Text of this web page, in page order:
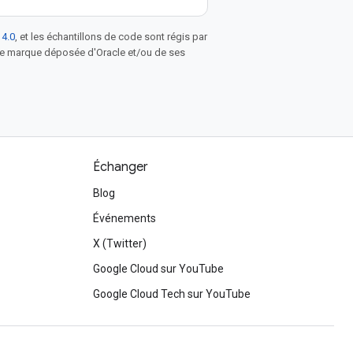
, et les échantillons de code sont régis par
marque déposée d'Oracle et/ou de ses
Échanger
Blog
Événements
X (Twitter)
Google Cloud sur YouTube
Google Cloud Tech sur YouTube